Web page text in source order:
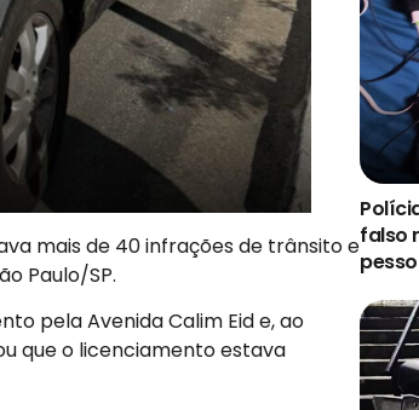
mais de 40 infrações de trânsito e
Paulo/SP.
pela Avenida Calim Eid e, ao
que o licenciamento estava
falso